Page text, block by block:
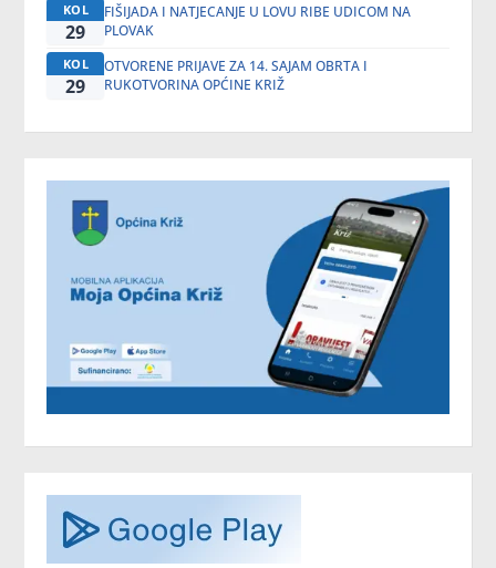
KOL
29
FIŠIJADA I NATJECANJE U LOVU RIBE UDICOM NA
PLOVAK
KOL
29
OTVORENE PRIJAVE ZA 14. SAJAM OBRTA I
RUKOTVORINA OPĆINE KRIŽ